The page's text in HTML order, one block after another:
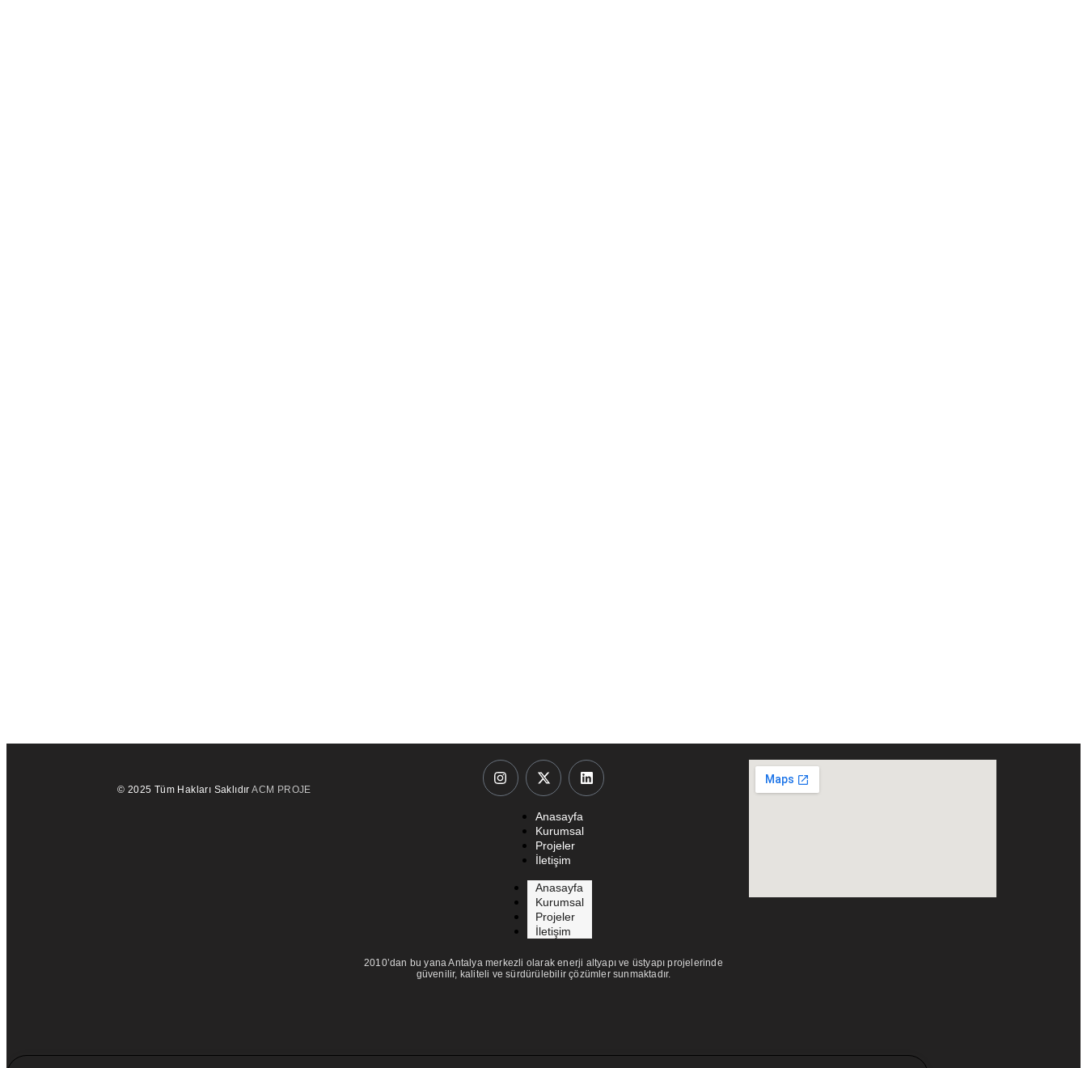
© 2025 Tüm Hakları SaklıdırACM PROJE
Anasayfa
Kurumsal
Projeler
İletişim
Anasayfa
Kurumsal
Projeler
İletişim
2010’dan bu yana Antalya merkezli olarak enerji altyapı ve üstyapı projelerinde
güvenilir, kaliteli ve sürdürülebilir çözümler sunmaktadır.